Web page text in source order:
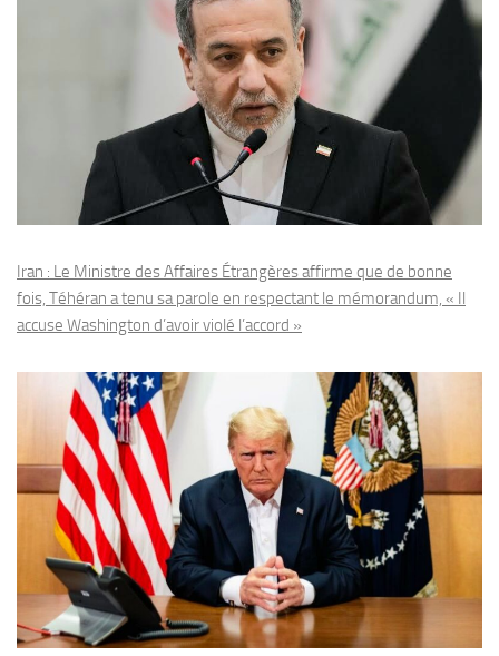
Iran : Le Ministre des Affaires Étrangères affirme que de bonne
fois, Téhéran a tenu sa parole en respectant le mémorandum, « Il
accuse Washington d’avoir violé l’accord »